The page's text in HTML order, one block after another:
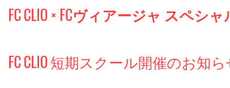
FCCLIO × FCヴィアージャ スペシ
FCCLIO短期スクール開催のお知